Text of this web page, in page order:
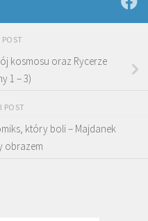
POST
kosmosu oraz Rycerze
1 – 3)
POST
który boli – Majdanek
obrazem